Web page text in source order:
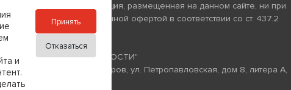
о том, что вся информация, размещенная на данном сайте, ни при
признаваться публичной офертой в соответствии со ст. 437.2
ФОНД НЕДВИЖИМОСТИ"
Округ Аптекарский Остров, ул. Петропавловская, дом 8, литера А,
и
Принять
Отказаться